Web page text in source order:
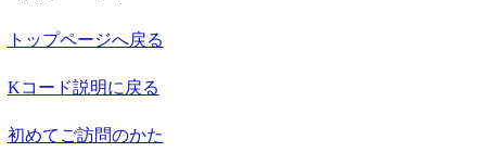
トップページへ戻る
Kコード説明に戻る
初めてご訪問のかた